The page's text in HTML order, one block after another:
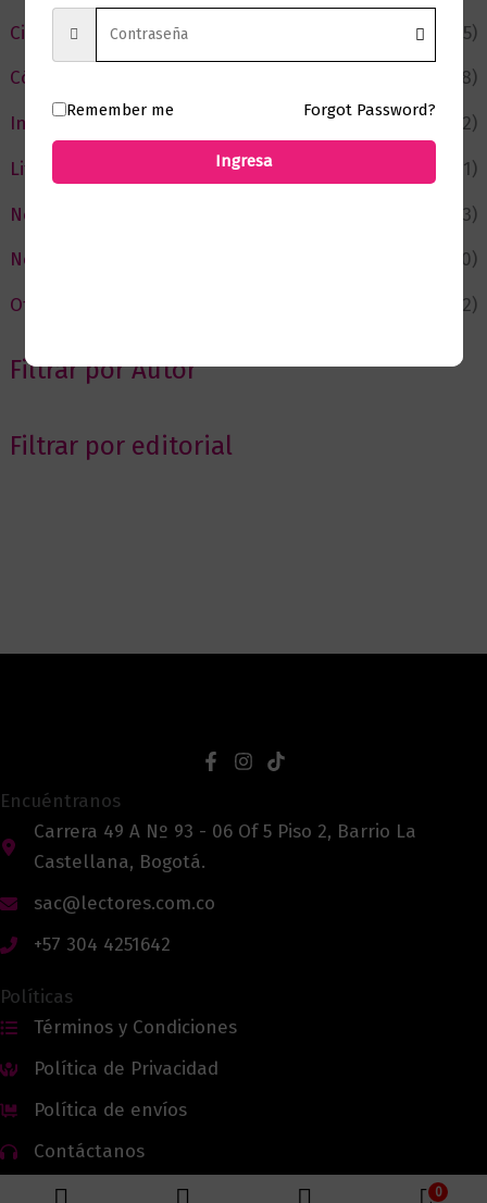
Ciencia y Conocimiento
(75)
Cómic y Fantasía
(88)
Infantil y Juvenil
(212)
Literatura
(371)
Negocios
(43)
Novedades
(110)
Ofertas
(12)
Filtrar por Autor
Filtrar por editorial
Encuéntranos
Carrera 49 A Nº 93 - 06 Of 5 Piso 2, Barrio La
Castellana, Bogotá.
sac@lectores.com.co
+57 304 4251642
Políticas
Términos y Condiciones
Política de Privacidad
Política de envíos
Contáctanos
0
Remember me Forgot Password?
Ingresa